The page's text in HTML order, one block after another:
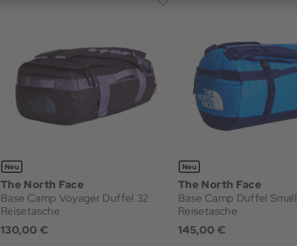
Neu
The North Face
Base Camp Voyager Duffel 32
Reisetasche
130,00 €
Neu
The North Face
Base Camp Duffel Small
Reisetasche
145,00 €